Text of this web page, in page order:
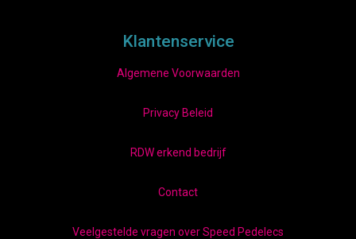
Klantenservice
Algemene Voorwaarden
Privacy Beleid
RDW erkend bedrijf
Contact
Veelgestelde vragen over Speed Pedelecs